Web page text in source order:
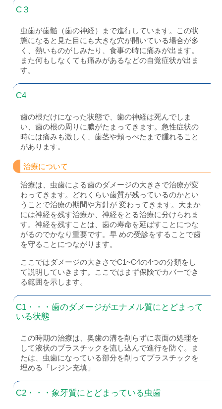
C３
虫歯が歯髄（歯の神経）まで進行しています。この状
態になると見た目にも大きな穴が開いている場合が多
く、熱いものがしみたり、食事の時に痛みが出ます。
また何もしなくても痛みがあるなどの自覚症状が出ま
す。
C4
歯の根だけになった状態で、歯の神経は死んでしま
い、歯の根の周りに膿がたまってきます。急性症状の
時には痛みも激しく、歯茎や頬っぺたまで腫れること
があります。
治療について
治療は、虫歯による歯のダメージの大きさで治療が変
わってきます。どれくらい歯質が残っているのかとい
うことで治療の期間や方針が 変わってきます。大まか
には神経を残す治療か、神経をとる治療に分けられま
す。神経を残すことは、歯の寿命を延ばすことにつな
がるのでかなり重要です。早 めの受診をすることで歯
を守ることにつながります。
ここではダメージの大きさでC1~C4の4つの分類をし
て説明していきます。ここではまず保険でカバーでき
る範囲を示します。
C1・・・歯のダメージがエナメル質にとどまって
いる状態
この時期の治療は、奥歯の溝を削らずに表面の処理を
して液状のプラスチックを流し込んで進行を防ぐ。ま
たは、虫歯になっている部分を削ってプラスチックを
埋める「レジン充填」
C2・・・象牙質にとどまっている虫歯